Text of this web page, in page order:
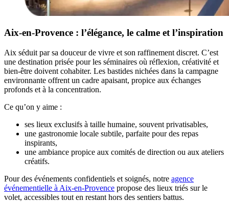
Aix-en-Provence : l’élégance, le calme et l’inspiration
Aix séduit par sa douceur de vivre et son raffinement discret. C’est
une destination prisée pour les séminaires où réflexion, créativité et
bien-être doivent cohabiter. Les bastides nichées dans la campagne
environnante offrent un cadre apaisant, propice aux échanges
profonds et à la concentration.
Ce qu’on y aime :
ses lieux exclusifs à taille humaine, souvent privatisables,
une gastronomie locale subtile, parfaite pour des repas
inspirants,
une ambiance propice aux comités de direction ou aux ateliers
créatifs.
Pour des événements confidentiels et soignés, notre agence
événementielle à Aix-en-Provence propose des lieux triés sur le
volet, accessibles tout en restant hors des sentiers battus.